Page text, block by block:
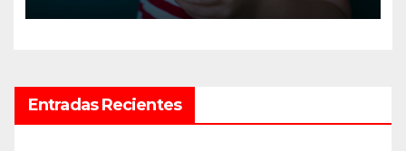
Entradas Recientes